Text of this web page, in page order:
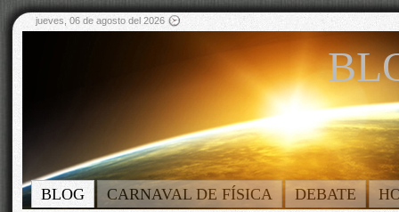
jueves, 06 de agosto del 2026
BLOG CARNAVAL DE FÍSICA DEBATE